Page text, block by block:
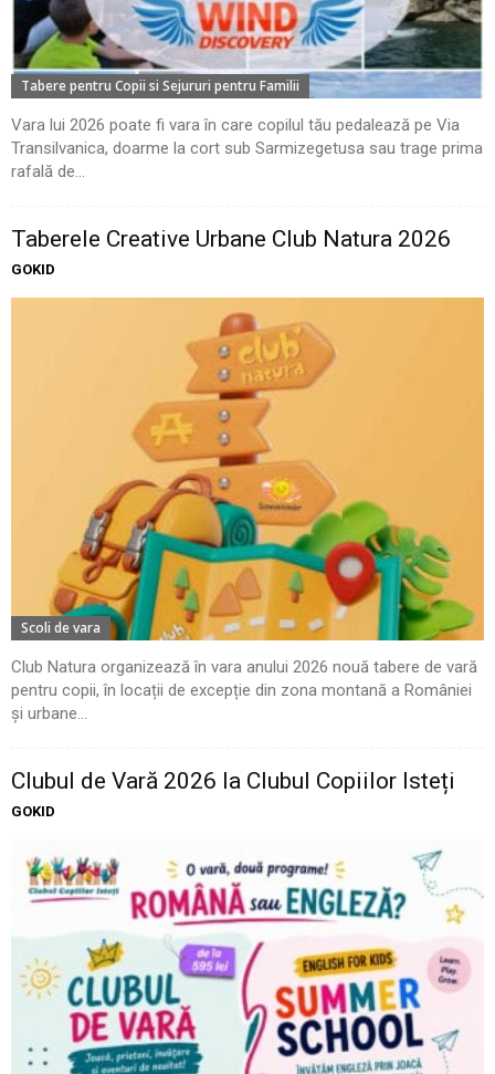
Tabere pentru Copii si Sejururi pentru Familii
Vara lui 2026 poate fi vara în care copilul tău pedalează pe Via
Transilvanica, doarme la cort sub Sarmizegetusa sau trage prima
rafală de...
Taberele Creative Urbane Club Natura 2026
GOKID
Scoli de vara
Club Natura organizează în vara anului 2026 nouă tabere de vară
pentru copii, în locații de excepție din zona montană a României
și urbane...
Clubul de Vară 2026 la Clubul Copiilor Isteți
GOKID